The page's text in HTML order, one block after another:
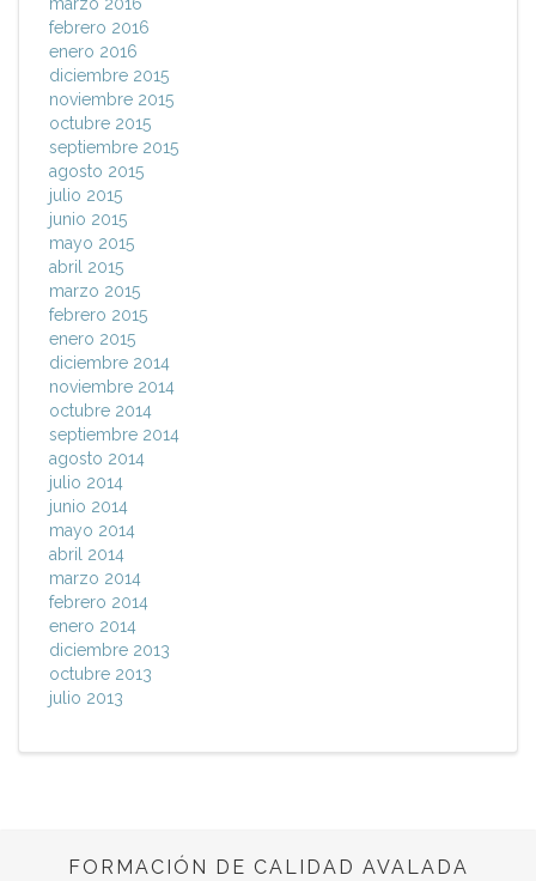
marzo 2016
febrero 2016
enero 2016
diciembre 2015
noviembre 2015
octubre 2015
septiembre 2015
agosto 2015
julio 2015
junio 2015
mayo 2015
abril 2015
marzo 2015
febrero 2015
enero 2015
diciembre 2014
noviembre 2014
octubre 2014
septiembre 2014
agosto 2014
julio 2014
junio 2014
mayo 2014
abril 2014
marzo 2014
febrero 2014
enero 2014
diciembre 2013
octubre 2013
julio 2013
FORMACIÓN DE CALIDAD AVALADA